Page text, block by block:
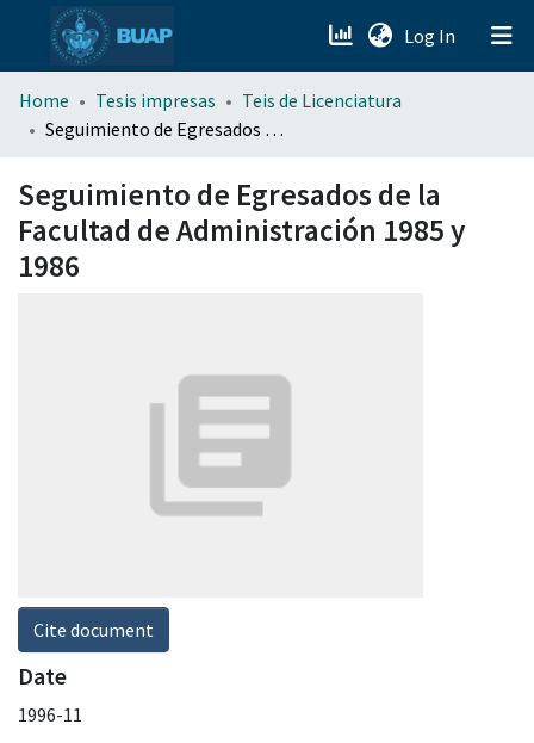
Log In (current)
menu.section.about_menu
Home Tesis impresas
Teis de Licenciatura
Seguimiento de Egresados de la Facultad de Administración 1985 y 1986
Seguimiento de Egresados de la
Facultad de Administración 1985 y
1986
Cite document
Date
1996-11